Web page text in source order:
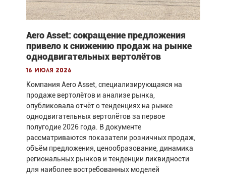
Aero Asset: сокращение предложения
привело к снижению продаж на рынке
однодвигательных вертолётов
16 июля 2026
Компания Aero Asset, специализирующаяся на
продаже вертолётов и анализе рынка,
опубликовала отчёт о тенденциях на рынке
однодвигательных вертолётов за первое
полугодие 2026 года. В документе
рассматриваются показатели розничных продаж,
объём предложения, ценообразование, динамика
региональных рынков и тенденции ликвидности
для наиболее востребованных моделей